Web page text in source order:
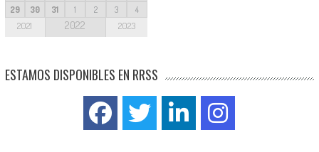
29
30 31 1 2 3 4
2021 2022 2023
ESTAMOS DISPONIBLES EN RRSS